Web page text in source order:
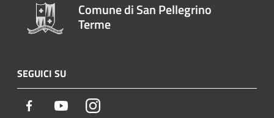
Comune di San Pellegrino
Terme
SEGUICI SU
Facebook YoutubeInstagram